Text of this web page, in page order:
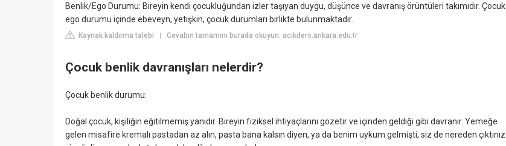
Benlik/Ego Durumu: Bireyin kendi çocukluğundan izler taşıyan duygu, düşünce ve davranış örüntüleri takımıdır. Çocuk
ego durumu içinde ebeveyn, yetişkin, çocuk durumları birlikte bulunmaktadır.
Kaynak kaldırma talebi | Cevabın tamamını burada okuyun: acikders.ankara.edu.tr
Çocuk benlik davranışları nelerdir?
Çocuk benlik durumu:
Doğal çocuk, kişiliğin eğitilmemiş yanıdır. Bireyin fiziksel ihtiyaçlarını gözetir ve içinden geldiği gibi davranır. Yemeğe
gelen misafire kremalı pastadan az alın, pasta bana kalsın diyen, ya da benim uykum gelmişti, siz de nereden çıktınız